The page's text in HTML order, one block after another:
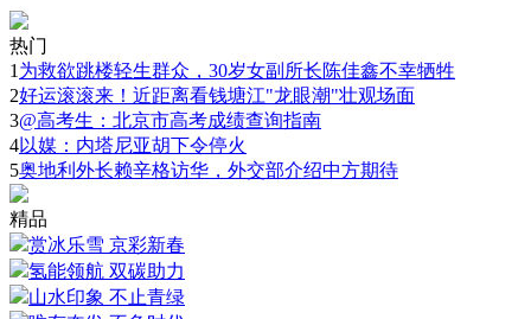
热门
1 为救欲跳楼轻生群众，30岁女副所长陈佳鑫不幸牺牲
2好运滚滚来！近距离看钱塘江"龙眼潮"壮观场面
3@高考生：北京市高考成绩查询指南
4以媒：内塔尼亚胡下令停火
5奥地利外长赖辛格访华，外交部介绍中方期待
精品
赏冰乐雪 京彩新春
氢能领航 双碳助力
山水印象 不止青绿